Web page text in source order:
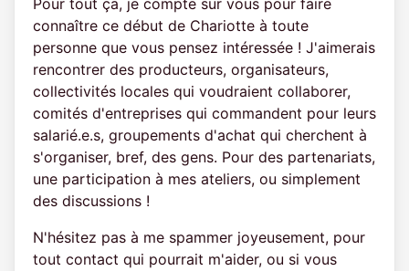
Pour tout ça, je compte sur vous pour faire
connaître ce début de Chariotte à toute
personne que vous pensez intéressée ! J'aimerais
rencontrer des producteurs, organisateurs,
collectivités locales qui voudraient collaborer,
comités d'entreprises qui commandent pour leurs
salarié.e.s, groupements d'achat qui cherchent à
s'organiser, bref, des gens. Pour des partenariats,
une participation à mes ateliers, ou simplement
des discussions !
N'hésitez pas à me spammer joyeusement, pour
tout contact qui pourrait m'aider, ou si vous